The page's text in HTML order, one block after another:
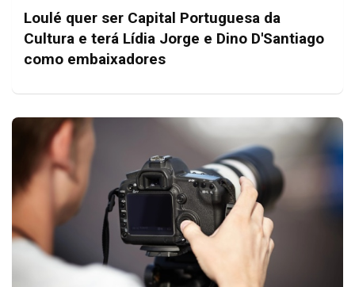
Loulé quer ser Capital Portuguesa da
Cultura e terá Lídia Jorge e Dino D'Santiago
como embaixadores